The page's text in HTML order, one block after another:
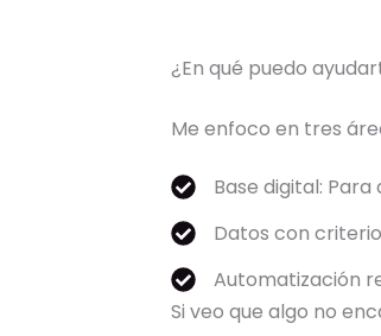
¿En qué puedo
Me enfoco en tres
Base digital:
Datos con
Automatización
Si veo que algo no